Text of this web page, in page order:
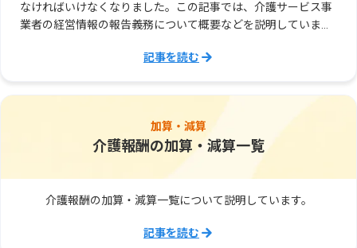
なければいけなくなりました。この記事では、介護サービス事
業者の経営情報の報告義務について概要などを説明していま
記事を読む
加算・減算
介護報酬の加算・減算一覧
介護報酬の加算・減算一覧について説明しています。
記事を読む